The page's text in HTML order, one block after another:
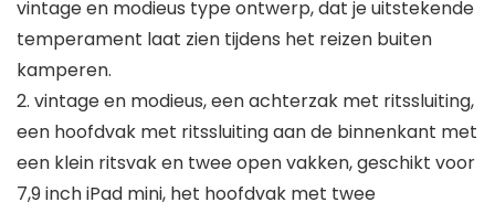
vintage en modieus type ontwerp, dat je uitstekende
temperament laat zien tijdens het reizen buiten
kamperen.
2. vintage en modieus, een achterzak met ritssluiting,
een hoofdvak met ritssluiting aan de binnenkant met
een klein ritsvak en twee open vakken, geschikt voor
7,9 inch iPad mini, het hoofdvak met twee